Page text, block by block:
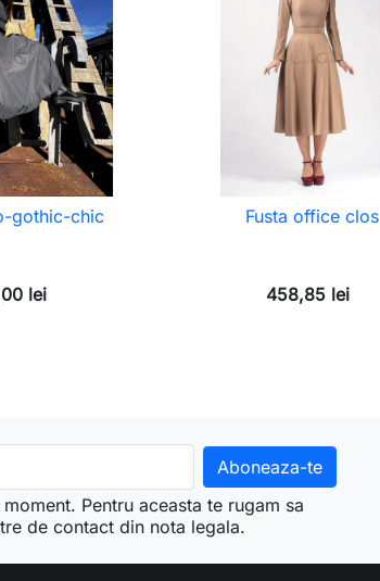
gothic-chic
lei
Fusta office clos
458,85 lei
Pentru aceasta te rugam sa
de contact din nota legala.